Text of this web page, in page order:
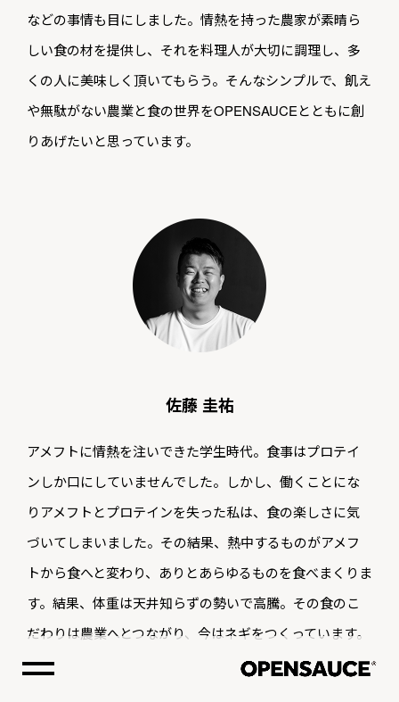
などの事情も目にしました。情熱を持った農家が素晴ら
しい食の材を提供し、それを料理人が大切に調理し、多
くの人に美味しく頂いてもらう。そんなシンプルで、飢え
や無駄がない農業と食の世界をOPENSAUCEとともに創
りあげたいと思っています。
佐藤 圭祐
アメフトに情熱を注いできた学生時代。食事はプロテイ
ンしか口にしていませんでした。しかし、働くことにな
りアメフトとプロテインを失った私は、食の楽しさに気
づいてしまいました。その結果、熱中するものがアメフ
トから食へと変わり、ありとあらゆるものを食べまくりま
す。結果、体重は天井知らずの勢いで高騰。その食のこ
だわりは農業へとつながり、今はネギをつくっています。